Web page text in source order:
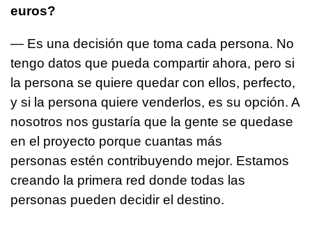
euros?
— Es una decisión que toma cada persona. No
tengo datos que pueda compartir ahora, pero si
la persona se quiere quedar con ellos, perfecto,
y si la persona quiere venderlos, es su opción. A
nosotros nos gustaría que la gente se quedase
en el proyecto porque cuantas más
personas estén contribuyendo mejor. Estamos
creando la primera red donde todas las
personas pueden decidir el destino.